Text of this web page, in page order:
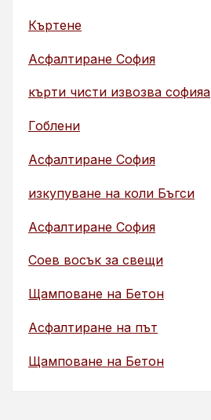
Къртене
Асфалтиране София
кърти чисти извозва софияа
Гоблени
Асфалтиране София
изкупуване на коли Бъгси
Асфалтиране София
Соев восък за свещи
Щамповане на Бетон
Асфалтиране на път
Щамповане на Бетон